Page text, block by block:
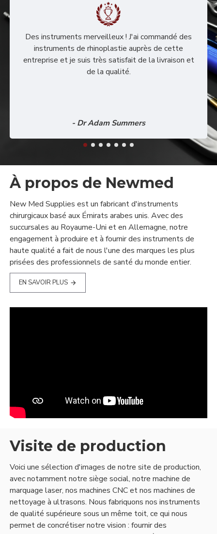
Des instruments merveilleux ! J'ai commandé des
instruments de rhinoplastie auprès de cette
entreprise et je suis très satisfait de la livraison et
de la qualité.
- Dr Adam Summers
À propos de Newmed
New Med Supplies est un fabricant d'instruments
chirurgicaux basé aux Émirats arabes unis. Avec des
succursales au Royaume-Uni et en Allemagne, notre
engagement à produire et à fournir des instruments de
haute qualité a fait de nous l'une des marques les plus
prisées des professionnels de santé du monde entier.
EN SAVOIR PLUS
Visite de production
Voici une sélection d'images de notre site de production,
avec notamment notre siège social, notre machine de
marquage laser, nos machines CNC et nos machines de
nettoyage à ultrasons. Nous fabriquons nos instruments
de qualité supérieure sous un même toit, ce qui nous
permet de concrétiser notre vision : fournir des